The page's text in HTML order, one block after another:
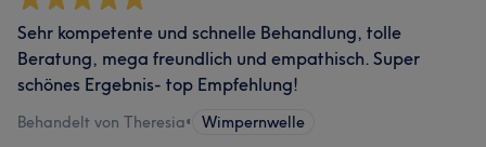
Sehr kompetente und schnelle Behandlung, tolle
Beratung, mega freundlich und empathisch. Super
schönes Ergebnis- top Empfehlung!
Behandelt von Theresia• Wimpernwelle